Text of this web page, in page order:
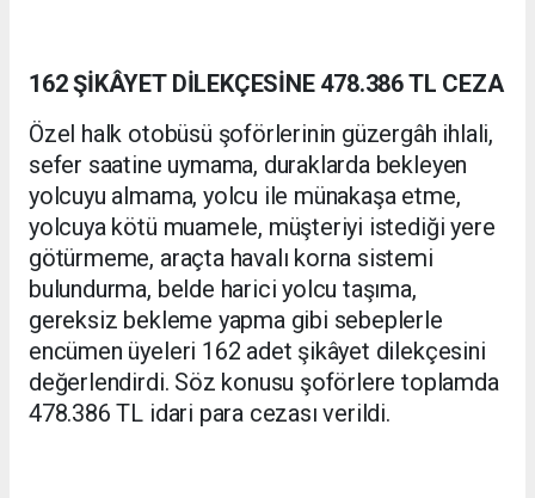
162 ŞİKÂYET DİLEKÇESİNE 478.386 TL CEZA
Özel halk otobüsü şoförlerinin güzergâh ihlali,
sefer saatine uymama, duraklarda bekleyen
yolcuyu almama, yolcu ile münakaşa etme,
yolcuya kötü muamele, müşteriyi istediği yere
götürmeme, araçta havalı korna sistemi
bulundurma, belde harici yolcu taşıma,
gereksiz bekleme yapma gibi sebeplerle
encümen üyeleri 162 adet şikâyet dilekçesini
değerlendirdi. Söz konusu şoförlere toplamda
478.386 TL idari para cezası verildi.